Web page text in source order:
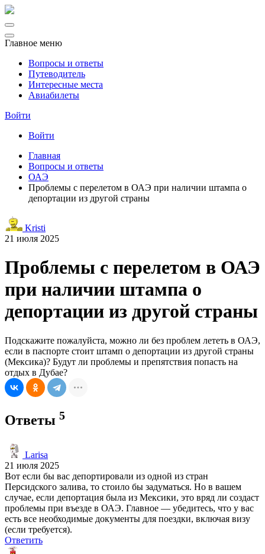
Главное меню
Вопросы и ответы
Путеводитель
Интересные места
Авиабилеты
Войти
Войти
Главная
Вопросы и ответы
ОАЭ
Проблемы с перелетом в ОАЭ при наличии штампа о
депортации из другой страны
Kristi
21 июля 2025
Проблемы с перелетом в ОАЭ
при наличии штампа о
депортации из другой страны
Подскажите пожалуйста, можно ли без проблем лететь в ОАЭ,
если в паспорте стоит штамп о депортации из другой страны
(Мексика)? Будут ли проблемы и препятствия попасть на
отдых в Дубае?
Ответы 5
Larisa
21 июля 2025
Вот если бы вас депортировали из одной из стран
Персидского залива, то стоило бы задуматься. Но в вашем
случае, если депортация была из Мексики, это вряд ли создаст
проблемы при въезде в ОАЭ. Главное — убедитесь, что у вас
есть все необходимые документы для поездки, включая визу
(если требуется).
Ответить